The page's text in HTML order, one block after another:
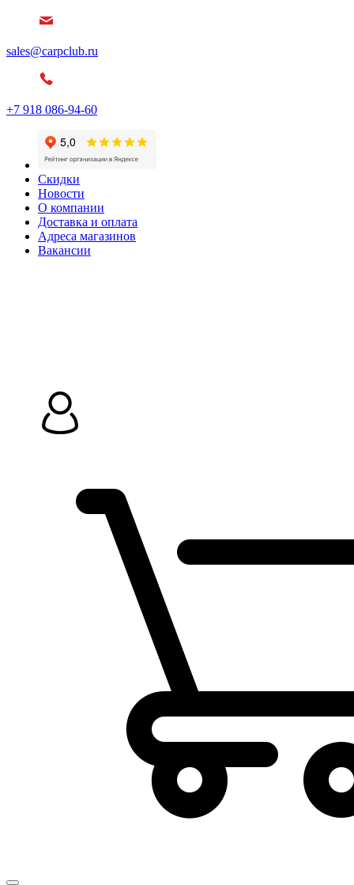
sales@carpclub.ru
+7 918 086-94-60
Скидки
Новости
О компании
Доставка и оплата
Адреса магазинов
Вакансии